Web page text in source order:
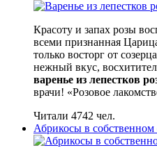
Красоту и запах розы
всеми признанная
только восторг от
нежный вкус,
варенье из лепестков
врачи! «Розовое
Читали 4742 чел.
Абрикосы в собственном